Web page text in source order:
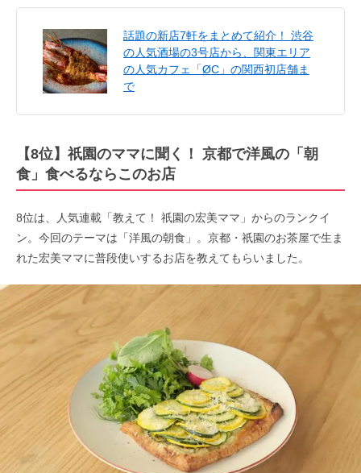
話題の新店7軒をまとめて紹介！ 渋谷
の人気酒場の3号店から、関東エリア
の人気カフェ「ØC」の関西初店舗ま
で
【8位】祇園のママに聞く！ 京都で洋風の「朝
食」食べるならこのお店
8位は、人気連載「教えて！ 祇園の宏美ママ」からのランクイ
ン。今回のテーマは「洋風の朝食」。京都・祇園のお茶屋で生ま
れた宏美ママに普段使いするお店を教えてもらいました。